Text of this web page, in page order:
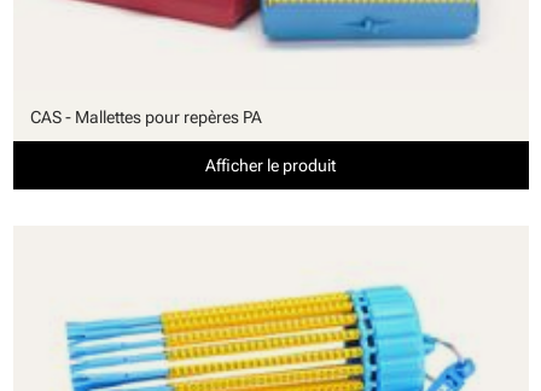
CAS - Mallettes pour repères PA
Afficher le produit